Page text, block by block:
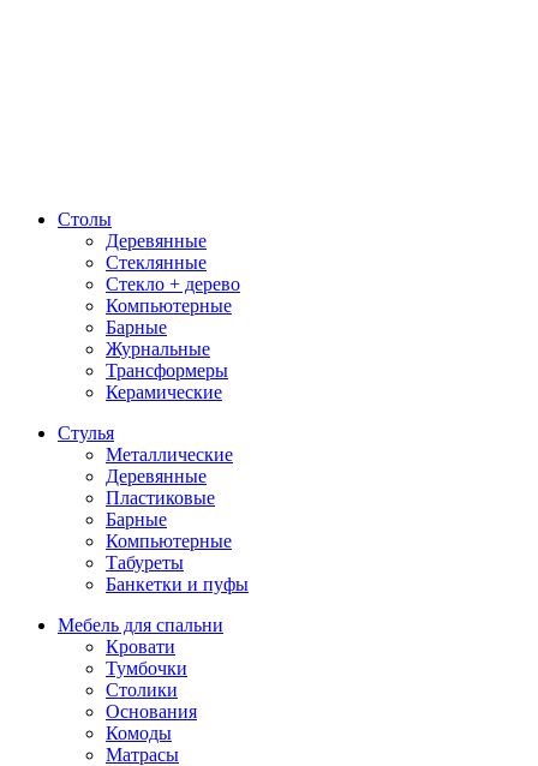
Столы
Деревянные
Стеклянные
Стекло + дерево
Компьютерные
Барные
Журнальные
Трансформеры
Керамические
Стулья
Металлические
Деревянные
Пластиковые
Барные
Компьютерные
Табуреты
Банкетки и пуфы
Мебель для спальни
Кровати
Тумбочки
Столики
Основания
Комоды
Матрасы